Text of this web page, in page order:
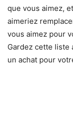
que vous aimez,
aimeriez
vous aimez pour
Gardez cette liste
un achat pour